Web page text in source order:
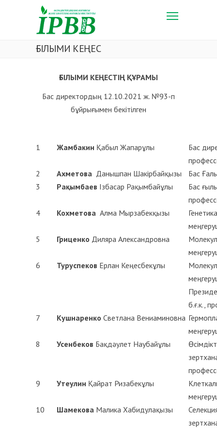
ҒЫЛЫМИ КЕҢЕС
ҒЫЛЫМИ КЕҢЕСТІҢ ҚҰРАМЫ
Бас директордың 12.10.2021 ж. №93-п
бұйрығымен бекітілген
1 Жамбакин Қабыл Жапарұлы
Бас
2
Ахметова Данышпан Шакірбайқызы
Бас
3
Рақымбаев Ізбасар Рақымбайұлы
Бас
4
Кохметова Алма Мырзабекқызы
5
Гриценко Диляра Александровна
6
Туруспеков Ерлан Кеңесбекұлы
б.ғ.к.,
7
Кушнаренко Светлана Вениаминовна
8
Усенбеков Бақдәулет Наубайұлы
9
Утеулин Қайрат Ризабекұлы
10
Шамекова Малика Хабидулақызы